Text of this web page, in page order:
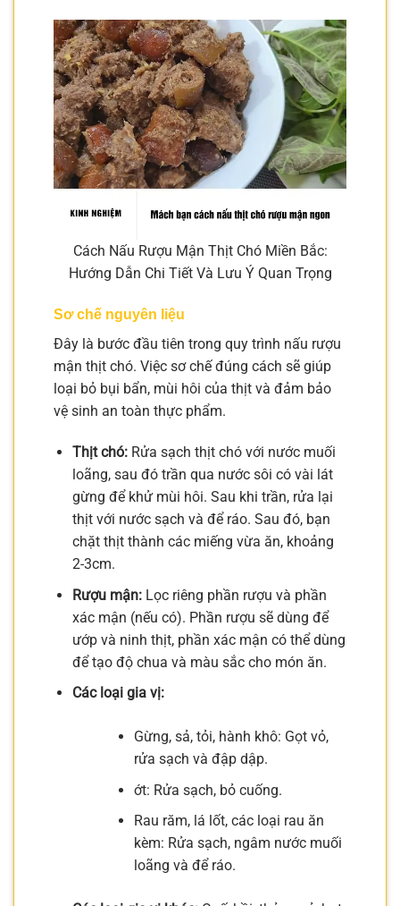
Cách Nấu Rượu Mận Thịt Chó Miền Bắc:
Hướng Dẫn Chi Tiết Và Lưu Ý Quan Trọng
Sơ chế nguyên liệu
Đây là bước đầu tiên trong quy trình nấu rượu
mận thịt chó. Việc sơ chế đúng cách sẽ giúp
loại bỏ bụi bẩn, mùi hôi của thịt và đảm bảo
vệ sinh an toàn thực phẩm.
Thịt chó:Rửa sạch thịt chó với nước muối
loãng, sau đó trần qua nước sôi có vài lát
gừng để khử mùi hôi. Sau khi trần, rửa lại
thịt với nước sạch và để ráo. Sau đó, bạn
chặt thịt thành các miếng vừa ăn, khoảng
2-3cm.
Rượu mận:Lọc riêng phần rượu và phần
xác mận (nếu có). Phần rượu sẽ dùng để
ướp và ninh thịt, phần xác mận có thể dùng
để tạo độ chua và màu sắc cho món ăn.
Các loại gia vị:
Gừng, sả, tỏi, hành khô: Gọt vỏ,
rửa sạch và đập dập.
ớt: Rửa sạch, bỏ cuống.
Rau răm, lá lốt, các loại rau ăn
kèm: Rửa sạch, ngâm nước muối
loãng và để ráo.